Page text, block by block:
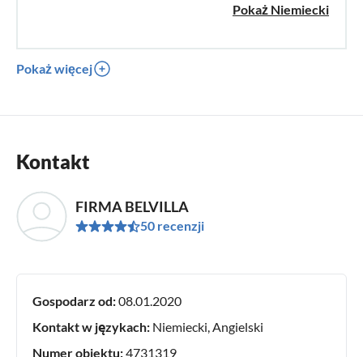
Pokaż Niemiecki
Pokaż więcej
Kontakt
FIRMA BELVILLA
50 recenzji
Gospodarz od:08.01.2020
Kontakt w językach: Niemiecki, Angielski
Numer obiektu:4731319